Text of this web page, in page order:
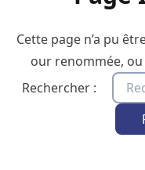
Cette page n’a pu
our renommée,
Rechercher :